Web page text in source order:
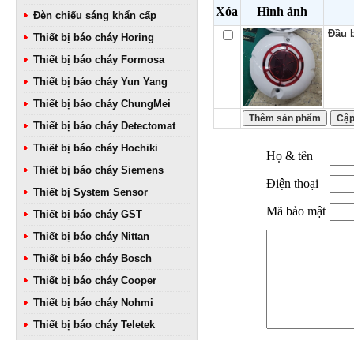
Đèn chiếu sáng khẩn cấp
Thiết bị báo cháy Horing
Thiết bị báo cháy Formosa
Thiết bị báo cháy Yun Yang
Thiết bị báo cháy ChungMei
Thiết bị báo cháy Detectomat
Thiết bị báo cháy Hochiki
Thiết bị báo cháy Siemens
Thiết bị System Sensor
Thiết bị báo cháy GST
Thiết bị báo cháy Nittan
Thiết bị báo cháy Bosch
Thiết bị báo cháy Cooper
Thiết bị báo cháy Nohmi
Thiết bị báo cháy Teletek
Xóa Hình ảnh
Đầu
Họ & tên
Điện thoại
Mã bảo mật